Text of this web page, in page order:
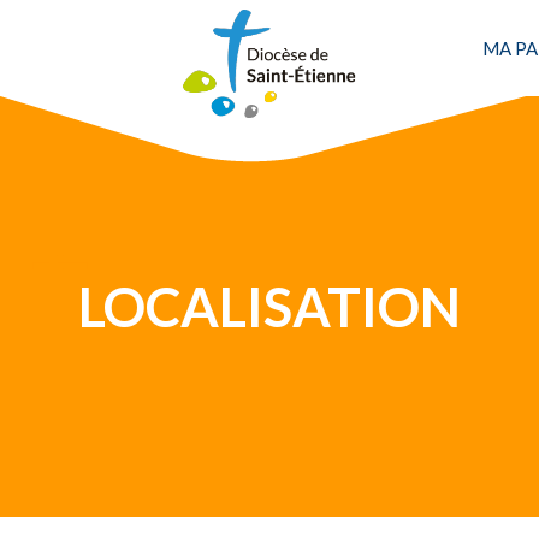
MA
LOCALISATION